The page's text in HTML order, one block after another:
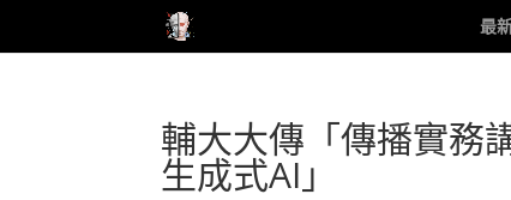
最
輔大大傳「傳播實務
生成式AI」